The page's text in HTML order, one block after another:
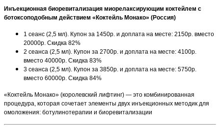
Инъекционная биоревитализация миорелаксирующим коктейлем с
ботоксоподобным действием «Коктейль Монако» (Россия)
1 сеанс (2,5 мл). Купон за 1450р. и доплата на месте: 2150р. вместо
20000р. Скидка 82%
2 сеанса (2,5 мл). Купон за 2700р. и доплата на месте: 4100р.
вместо 40000р. Скидка 83%
3 сеанса (2,5 мл). Купон за 3850р. и доплата на месте: 5750р.
вместо 60000р. Скидка 84%
«Коктейль Монако» (королевский лифтинг) — это комбинированная
процедура, которая сочетает элементы двух инъекционных методик для
омоложения: ботулинотерапии и биоревитализации